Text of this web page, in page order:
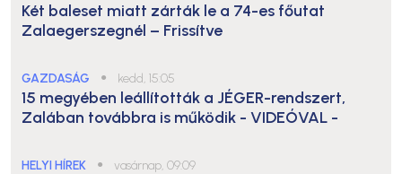
Két baleset miatt zárták le a 74-es főutat
Zalaegerszegnél – Frissítve
GAZDASÁG ● kedd, 15:05
15 megyében leállították a JÉGER-rendszert,
Zalában továbbra is működik - VIDEÓVAL -
HELYI HÍREK ● vasárnap, 09:09